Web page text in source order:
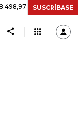
+$ 8.753,81 +2,19%
SUSCRÍBASE